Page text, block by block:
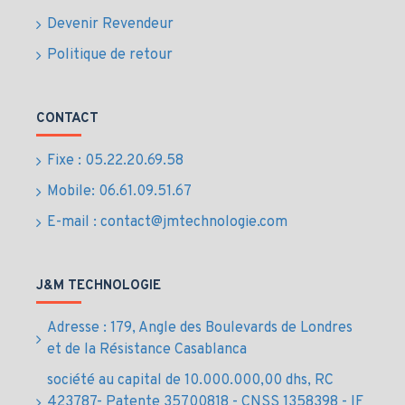
Format : 3.5"
Interface: SATA
Référence
Usages
professionnels du
disque dur Western
Digital Purple 4TB
Vidéosurveillance: enregistrement continu sur
DVR et NVR
Commerces et entreprises: sécurisation des
Devenir Revendeur
Politique de retour
CONTACT
Fixe : 05.22.20.69.58
Mobile: 06.61.09.51.67
E-mail : contact@jmtechnologie.com
J&M TECHNOLOGIE
Adresse : 179, Angle des Boulevards de Londres
et de la Résistance Casablanca
société au capital de 10.000.000,00 dhs, RC